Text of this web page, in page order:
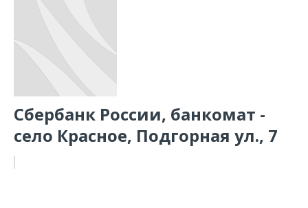
Сбербанк России, банкомат -
село Красное, Подгорная ул., 7